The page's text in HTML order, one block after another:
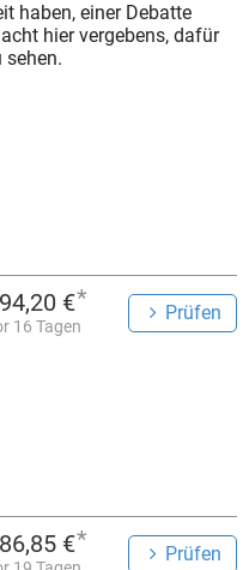
haben, einer Debatte
hier vergebens, dafür
€*
16 Tagen
Prüfen
€*
Prüfen